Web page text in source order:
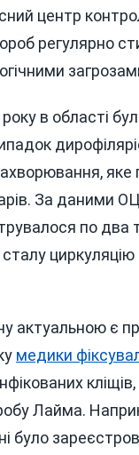
центр
регулярно
в області
яке
За даними
по два
актуальною є
медики
Лайма.
було